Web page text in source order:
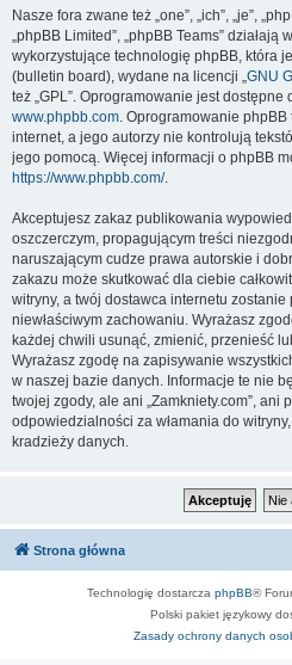
Nasze fora zwane też „one”, „ich”, „je”,
„phpBB Limited”, „phpBB Teams”
wykorzystujące technologię phpBB, która
(bulletin board), wydane na licencji „GNU
też „GPL”. Oprogramowanie jest dostępne
www.phpbb.com. Oprogramowanie phpBB
internet, a jego autorzy nie kontrolują
jego pomocą. Więcej informacji o phpBB
https://www.phpbb.com/.
Akceptujesz zakaz publikowania
oszczerczym, propagującym treści
naruszającym cudze prawa autorskie i
zakazu może skutkować dla ciebie
witryny, a twój dostawca internetu
niewłaściwym zachowaniu. Wyrażasz
każdej chwili usunąć, zmienić, przenieść
Wyrażasz zgodę na zapisywanie
w naszej bazie danych. Informacje te nie
twojej zgody, ale ani „Zamkniety.com”, ani
odpowiedzialności za włamania do
kradzieży danych.
Strona główna
Technologię dostarcza phpBB®
Polski pakiet językowy
Zasady ochrony danych